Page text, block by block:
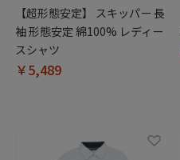
【超形態安定】 スキッパー 長
袖 形態安定 綿100% レディー
スシャツ
￥5,489